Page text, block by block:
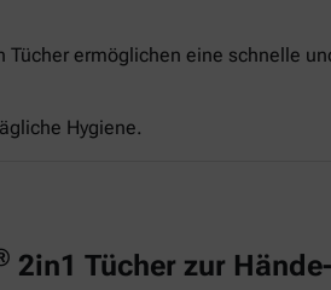
ermöglichen eine schnelle
Hygiene.
2in1 Tücher zur Hände-